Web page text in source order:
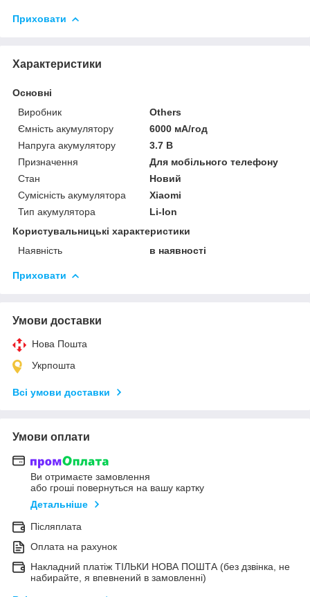
Приховати
Характеристики
Основні
Виробник
Others
Ємність акумулятору
6000 мА/год
Напруга акумулятору
3.7 В
Призначення
Для мобільного телефону
Стан
Новий
Сумісність акумулятора
Xiaomi
Тип акумулятора
Li-Ion
Користувальницькі характеристики
Наявність
в наявності
Приховати
Умови доставки
Нова Пошта
Укрпошта
Всі умови доставки
Умови оплати
Ви отримаєте замовлення
або гроші повернуться на вашу картку
Детальніше
Післяплата
Оплата на рахунок
Накладний платіж ТІЛЬКИ НОВА ПОШТА (без дзвінка, не
набирайте, я впевнений в замовленні)